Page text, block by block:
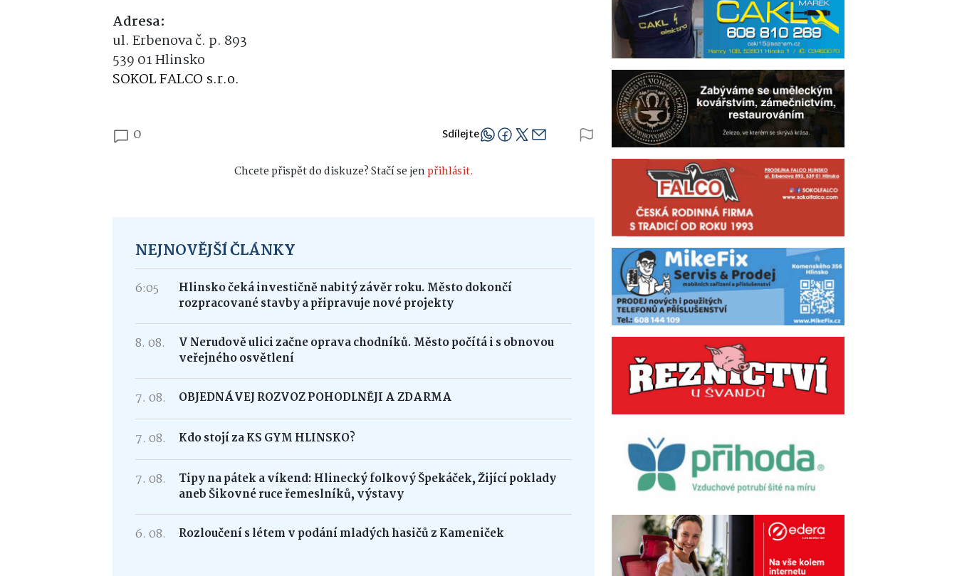
Adresa:
ul. Erbenova č. p. 893
539 01 Hlinsko
SOKOL FALCO s.r.o.
0 Sdílejte
Chcete přispět do diskuze? Stačí se jenpřihlásit.
NEJNOVĚJŠÍ ČLÁNKY
6:05
Hlinsko čeká investičně nabitý závěr roku. Město dokončí
rozpracované stavby a připravuje nové projekty
8. 08.
V Nerudově ulici začne oprava chodníků. Město počítá i s obnovou
veřejného osvětlení
7. 08. OBJEDNÁVEJ ROZVOZ POHODLNĚJI A ZDARMA
7. 08. Kdo stojí za KS GYM HLINSKO?
7. 08.
Tipy na pátek a víkend: Hlinecký folkový Špekáček, Žijící poklady
aneb Šikovné ruce řemeslníků, výstavy
6. 08. Rozloučení s létem v podání mladých hasičů z Kameniček